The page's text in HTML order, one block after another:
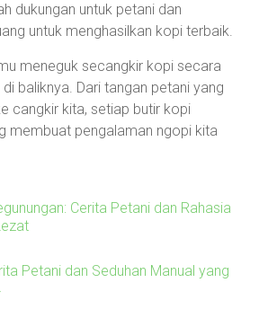
dukungan untuk petani dan
untuk menghasilkan kopi terbaik.
meneguk secangkir kopi secara
baliknya. Dari tangan petani yang
cangkir kita, setiap butir kopi
membuat pengalaman ngopi kita
Cerita Petani dan Rahasia
Petani dan Seduhan Manual yang